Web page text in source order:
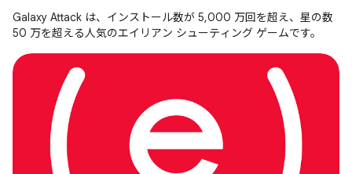
Galaxy Attack は、インストール数が 5,000 万回を超え、星の数
50 万を超える人気のエイリアン シューティング ゲームです。